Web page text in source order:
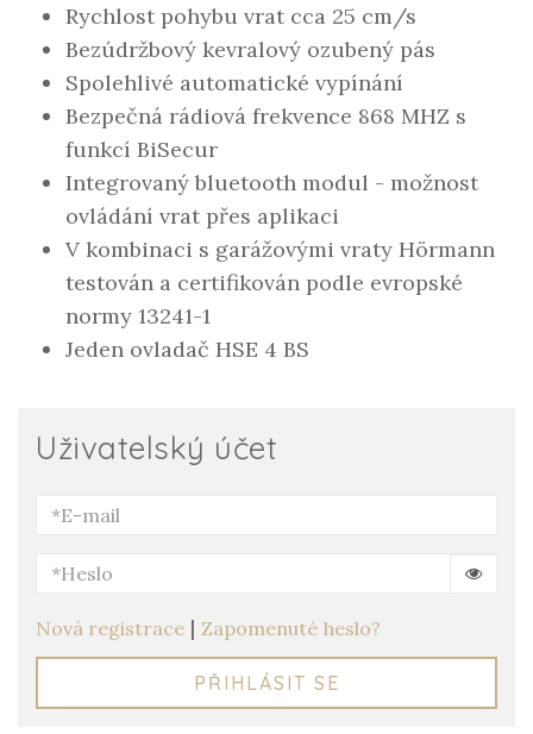
Uživatelský účet
Nová registrace | Zapomenuté heslo?
PŘIHLÁSIT SE
Rychlost pohybu vrat cca 25 cm/s
Bezúdržbový kevralový ozubený pás
Spolehlivé automatické vypínání
Bezpečná rádiová frekvence 868 MHZ s
funkcí BiSecur
Integrovaný bluetooth modul - možnost
ovládání vrat přes aplikaci
V kombinaci s garážovými vraty Hörmann
testován a certifikován podle evropské
normy 13241-1
Jeden ovladač HSE 4 BS